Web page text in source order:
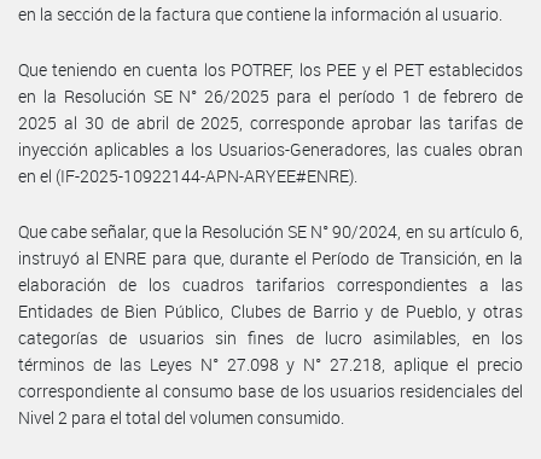
en la sección de la factura que contiene la información al usuario.
Que teniendo en cuenta los POTREF, los PEE y el PET establecidos
en la Resolución SE N° 26/2025 para el período 1 de febrero de
2025 al 30 de abril de 2025, corresponde aprobar las tarifas de
inyección aplicables a los Usuarios-Generadores, las cuales obran
en el (IF-2025-10922144-APN-ARYEE#ENRE).
Que cabe señalar, que la Resolución SE N° 90/2024, en su artículo 6,
instruyó al ENRE para que, durante el Período de Transición, en la
elaboración de los cuadros tarifarios correspondientes a las
Entidades de Bien Público, Clubes de Barrio y de Pueblo, y otras
categorías de usuarios sin fines de lucro asimilables, en los
términos de las Leyes N° 27.098 y N° 27.218, aplique el precio
correspondiente al consumo base de los usuarios residenciales del
Nivel 2 para el total del volumen consumido.